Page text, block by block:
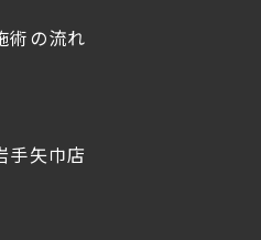
術の流れ
手矢巾店